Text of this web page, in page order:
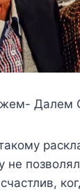
Далем
не